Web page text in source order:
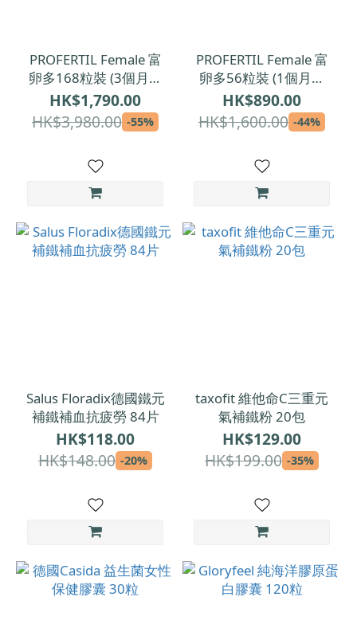
PROFERTIL Female 富
卵多168粒裝 (3個月份
量) (到期日請參閱內文)
HK$1,790.00
HK$3,980.00 -55%
PROFERTIL Female 富
卵多56粒裝 (1個月份
量)
HK$890.00
HK$1,600.00 -44%
Salus Floradix德國鐵元
補鐵補血抗疲勞 84片
HK$118.00
HK$148.00 -20%
taxofit 維他命C三重元
氣補鐵粉 20包
HK$129.00
HK$199.00 -35%